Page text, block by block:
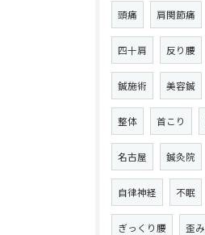
頭痛 肩関節痛
四十肩 反り腰
鍼施術 美容鍼
整体 首こり
名古屋 鍼灸院
自律神経 不眠
ぎっくり腰 歪み